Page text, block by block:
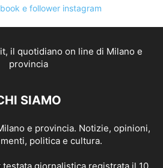
SIAMO
e provincia. Notizie, opinioni,
politica e cultura.